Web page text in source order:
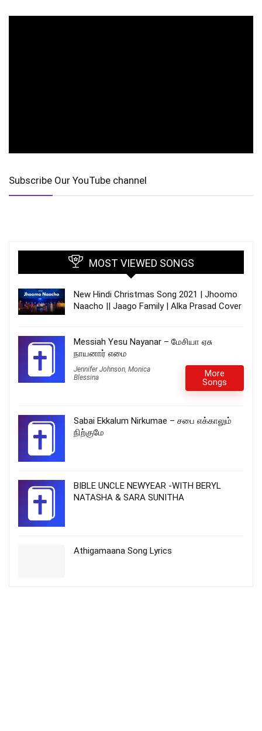
Subscribe Our YouTube channel
MOST VIEWED SONGS
New Hindi Christmas Song 2021 | Jhoomo
Naacho || Jaago Family | Alka Prasad Cover
Messiah Yesu Nayanar – மேசியா ஏசு
நாயனார் எமை
Jennifer Johnson, Monica
Blessina
More
Songs
Sabai Ekkalum Nirkumae – சபை எக்காலும்
நிற்குமே
BIBLE UNCLE NEWYEAR -WITH BERYL
NATASHA & SARA SUNITHA
Athigamaana Song Lyrics